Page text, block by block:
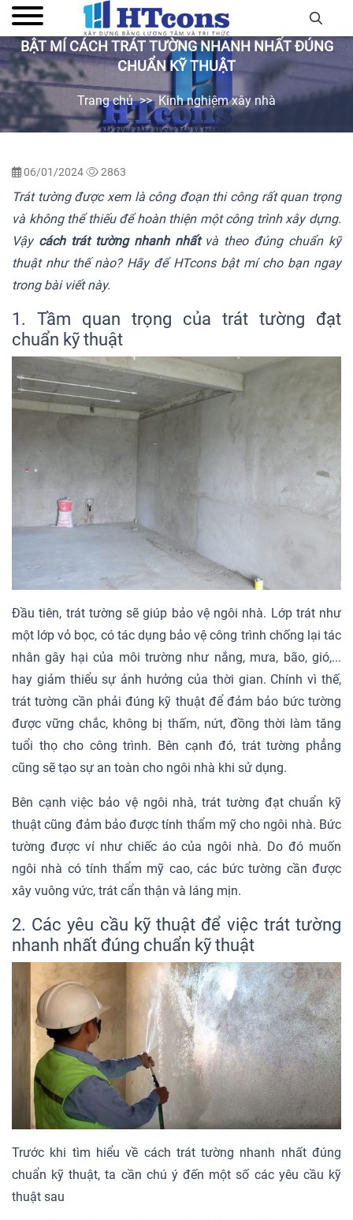
BẬT MÍ CÁCH TRÁT TƯỜNG NHANH NHẤT ĐÚNG
CHUẨN KỸ THUẬT
Trang chủ Kinh nghiệm xây nhà
06/01/2024 2863
Trát tường được xem là công đoạn thi công rất quan trọng
và không thể thiếu để hoàn thiện một công trình xây dựng.
Vậy cách trát tường nhanh nhất và theo đúng chuẩn kỹ
thuật như thế nào? Hãy để HTcons bật mí cho bạn ngay
trong bài viết này.
1. Tầm quan trọng của trát tường đạt
chuẩn kỹ thuật
Đầu tiên, trát tường sẽ giúp bảo vệ ngôi nhà. Lớp trát như
một lớp vỏ bọc, có tác dụng bảo vệ công trình chống lại tác
nhân gây hại của môi trường như nắng, mưa, bão, gió,...
hay giảm thiểu sự ảnh hưởng của thời gian. Chính vì thế,
trát tường cần phải đúng kỹ thuật để đảm bảo bức tường
được vững chắc, không bị thấm, nứt, đồng thời làm tăng
tuổi thọ cho công trình. Bên cạnh đó, trát tường phẳng
cũng sẽ tạo sự an toàn cho ngôi nhà khi sử dụng.
Bên cạnh việc bảo vệ ngôi nhà, trát tường đạt chuẩn kỹ
thuật cũng đảm bảo được tính thẩm mỹ cho ngôi nhà. Bức
tường được ví như chiếc áo của ngôi nhà. Do đó muốn
ngôi nhà có tính thẩm mỹ cao, các bức tường cần được
xây vuông vức, trát cẩn thận và láng mịn.
2. Các yêu cầu kỹ thuật để việc trát tường
nhanh nhất đúng chuẩn kỹ thuật
Trước khi tìm hiểu về cách trát tường nhanh nhất đúng
chuẩn kỹ thuật, ta cần chú ý đến một số các yêu cầu kỹ
thuật sau